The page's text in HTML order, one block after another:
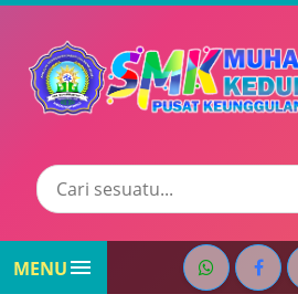
MENU